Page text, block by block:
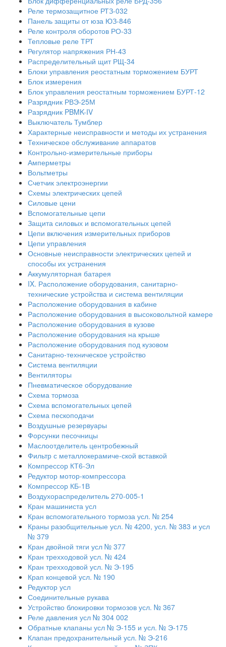
Реле термозащитное РТЗ-032
Панель защиты от юза ЮЗ-846
Реле контроля оборотов РО-33
Тепловые реле ТРТ
Регулятор напряжения РН-43
Распределительный щит РЩ-34
Блоки управления реостатным торможением БУРТ
Блок измерения
Блок управления реостатным торможением БУРТ-12
Разрядник РВЭ-25М
Разрядник PBMK-IV
Выключатель Тумблер
Характерные неисправности и методы их устранения
Техническое обслуживание аппаратов
Контрольно-измерительные приборы
Амперметры
Вольтметры
Счетчик электроэнергии
Схемы электрических цепей
Силовые цени
Вспомогательные цепи
Защита силовых и вспомогательных цепей
Цепи включения измерительных приборов
Цепи управления
Основные неисправности электрических цепей и
способы их устранения
Аккумуляторная батарея
IX. Расположение оборудования, санитарно-
технические устройства и система вентиляции
Расположение оборудования в кабине
Расположение оборудования в высоковольтной камере
Расположение оборудования в кузове
Расположение оборудования на крыше
Расположение оборудования под кузовом
Санитарно-техническое устройство
Система вентиляции
Вентиляторы
Пневматическое оборудование
Схема тормоза
Схема вспомогательных цепей
Схема пескоподачи
Воздушные резервуары
Форсунки песочницы
Маслоотделитель центробежный
Фильтр с металлокерамиче-ской вставкой
Компрессор КТ6-Эл
Редуктор мотор-компрессора
Компрессор КБ-1В
Воздухораспределитель 270-005-1
Кран машиниста усл
Кран вспомогательного тормоза усл. № 254
Краны разобщительные усл. № 4200, усл. № 383 и усл
№ 379
Кран двойной тяги усл № 377
Кран трехходовой усл. № 424
Кран трехходовой усл. № Э-195
Крап концевой усл. № 190
Редуктор усл
Соединительные рукава
Устройство блокировки тормозов усл. № 367
Реле давления усл № 304 002
Обратные клапаны усл № Э-155 и усл. № Э-175
Клапан предохранительный усл. № Э-216